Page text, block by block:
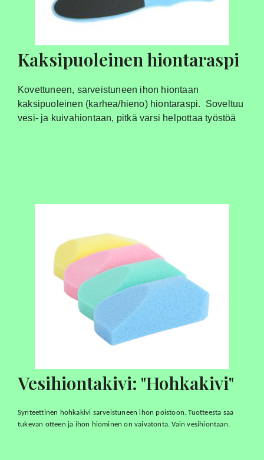
Kaksipuoleinen hiontaraspi
Kovettuneen, sarveistuneen ihon hiontaan
kaksipuoleinen (karhea/hieno) hiontaraspi. Soveltuu
vesi- ja kuivahiontaan, pitkä varsi helpottaa työstöä
Vesihiontakivi: "Hohkakivi"
Synteettinen hohkakivi sarveistuneen ihon poistoon. Tuotteesta saa
tukevan otteen ja ihon hiominen on vaivatonta. Vain vesihiontaan.